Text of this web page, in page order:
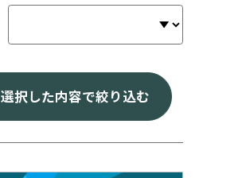
選択した内容で絞り込む